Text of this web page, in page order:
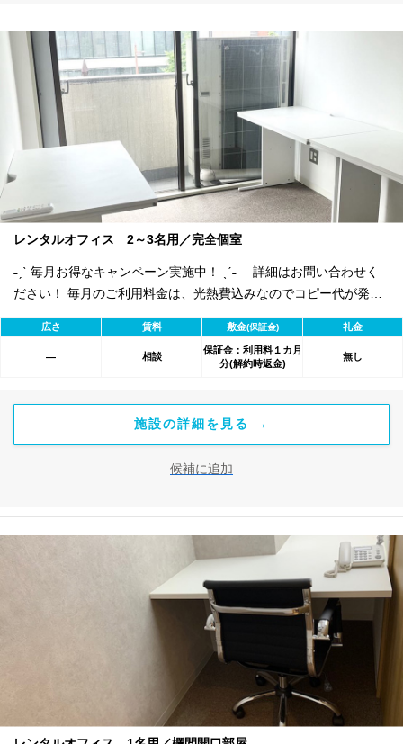
レンタルオフィス 2～3名用／完全個室
˗ˏˋ 毎月お得なキャンペーン実施中！ ˎˊ˗ 詳細はお問い合わせく
ださい！ 毎月のご利用料金は、光熱費込みなのでコピー代が発生
しなければ 基本的には毎月定額でご利用可能です。 オプションで
電話秘書・登記代行・共用FAXレンタルなどが可能！
広さ 賃料 敷金(保証金) 礼金
― 相談
保証金：利用料１カ月
分(解約時返金)
無し
施設の詳細を見る →
候補に追加